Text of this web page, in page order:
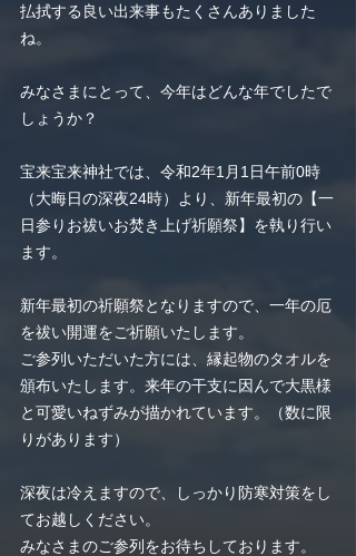
払拭する良い出来事もたくさんありました
ね。
みなさまにとって、今年はどんな年でしたで
しょうか？
宝来宝来神社では、令和2年1月1日午前0時
（大晦日の深夜24時）より、新年最初の【一
日参りお祓いお焚き上げ祈願祭】を執り行い
ます。
新年最初の祈願祭となりますので、一年の厄
を祓い開運をご祈願いたします。
ご参列いただいた方には、縁起物のタオルを
頒布いたします。来年の干支に因んで大黒様
と可愛いねずみが描かれています。（数に限
りがあります）
深夜は冷えますので、しっかり防寒対策をし
てお越しください。
みなさまのご参列をお待ちしております。